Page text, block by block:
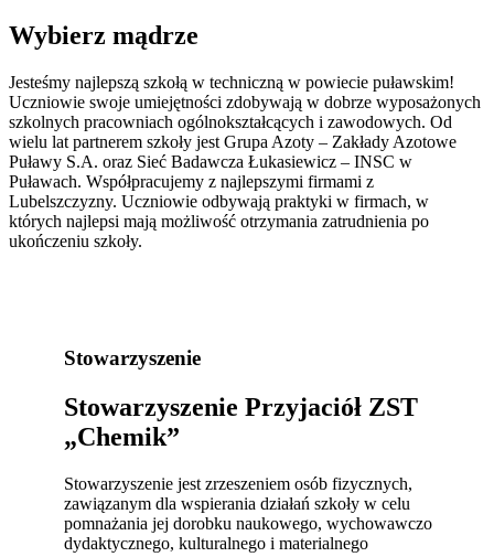
Wybierz mądrze
Jesteśmy najlepszą szkołą w techniczną w powiecie puławskim!
Uczniowie swoje umiejętności zdobywają w dobrze wyposażonych
szkolnych pracowniach ogólnokształcących i zawodowych. Od
wielu lat partnerem szkoły jest Grupa Azoty – Zakłady Azotowe
Puławy S.A. oraz Sieć Badawcza Łukasiewicz – INSC w
Puławach. Współpracujemy z najlepszymi firmami z
Lubelszczyzny. Uczniowie odbywają praktyki w firmach, w
których najlepsi mają możliwość otrzymania zatrudnienia po
ukończeniu szkoły.
Stowarzyszenie
Stowarzyszenie Przyjaciół ZST
„Chemik”
Stowarzyszenie jest zrzeszeniem osób fizycznych,
zawiązanym dla wspierania działań szkoły w celu
pomnażania jej dorobku naukowego, wychowawczo
dydaktycznego, kulturalnego i materialnego